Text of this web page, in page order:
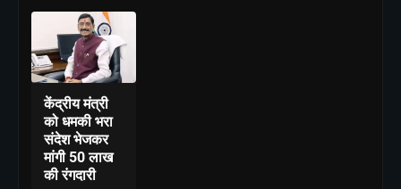
केंद्रीय मंत्री
को धमकी भरा
संदेश भेजकर
मांगी 50 लाख
की रंगदारी